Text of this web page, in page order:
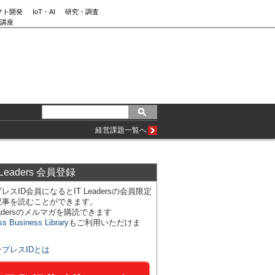
ト開発 IoT・AI
研究・調査
座
経営課題一覧へ
会員登録
スID会員になるとIT Leadersの会員限定
を読むことができます。
のメルマガを購読できます
Business Libraryもご利用いただけま
プレスIDとは